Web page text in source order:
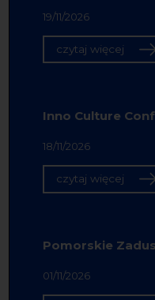
19/11/2026
czytaj więcej
Inno Culture
18/11/2026
czytaj więcej
Pomorskie
01/11/2026